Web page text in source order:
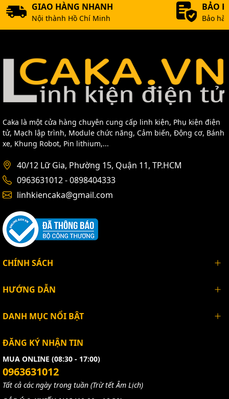
GIAO HÀNG NHANH
Nội thành Hồ Chí Minh
BẢO
Bảo
Caka là một cửa hàng chuyên cung cấp linh kiện, Phụ kiện điện
tử, Mạch lập trình, Module chức năng, Cảm biến, Động cơ, Bánh
xe, Khung Robot, Pin lithium,...
40/12 Lữ Gia, Phường 15, Quận 11, TP.HCM
0963631012 - 0898404333
linhkiencaka@gmail.com
CHÍNH SÁCH
HƯỚNG DẪN
DANH MỤC NỔI BẬT
ĐĂNG KÝ NHẬN TIN
MUA ONLINE (08:30 - 17:00)
0963631012
Tất cả các ngày trong tuần (Trừ tết Âm Lịch)